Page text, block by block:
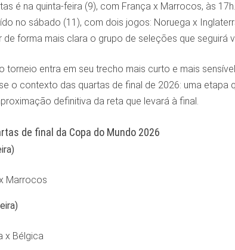
é na quinta-feira (9), com França x Marrocos, às
no sábado (11), com dois jogos: Noruega x
forma mais clara o grupo de seleções que seguirá
torneio entra em seu trecho mais curto e mais
o contexto das quartas de final de 2026: uma
definitiva da reta que levará à final.
de final da Copa do Mundo 2026
Marrocos
x Bélgica